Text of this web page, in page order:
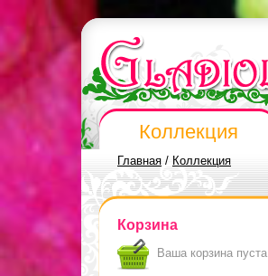
Коллекция
Главная / Коллекция
Корзина
Ваша корзина пуста